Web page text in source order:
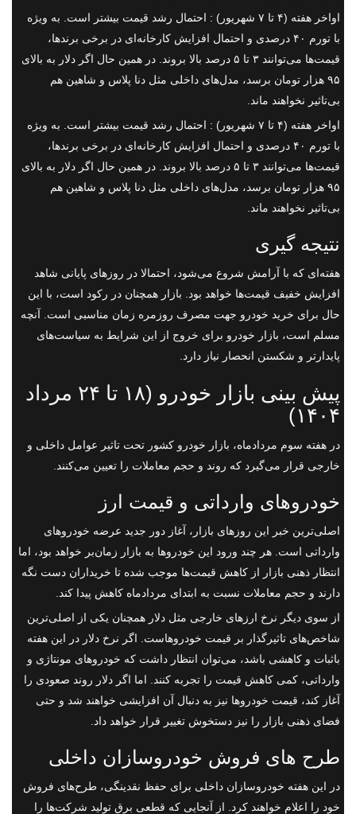
اواخر هفته (۴ تا ۷ شهریور) : احتمال رشد قیمت بیشتر است. به ویژه
با تورم ۴۰ درصدی و احتمال افزایش کارخانه‌ای در برخی برندها،
قیمت‌ها می‌توانند ۳ تا ۵ درصد بالا بروند. در همین حال اگر دلار به بالای
۹۵ هزار تومان برسد، مدل‌های داخلی مثل دنا پلاس و شاهین هم
بی‌تاثیر نخواهند ماند.
اواخر هفته (۴ تا ۷ شهریور) : احتمال رشد قیمت بیشتر است. به ویژه
با تورم ۴۰ درصدی و احتمال افزایش کارخانه‌ای در برخی برندها،
قیمت‌ها می‌توانند ۳ تا ۵ درصد بالا بروند. در همین حال اگر دلار به بالای
۹۵ هزار تومان برسد، مدل‌های داخلی مثل دنا پلاس و شاهین هم
بی‌تاثیر نخواهند ماند.
نتیجه گیری
هفته‌ای که با آرامش شروع می‌شود، احتمالا در روزهای پایانی شاهد
افزایش خفیف قیمت‌ها خواهد بود. بازار همچنان در رکود است، با این
حال برای خرید خودرو جهت مصرف روزمره زمان مناسبی است. آنچه
مسلم است، بازار خودرو برای خروج از این شرایط به سیاست‌های
پایدارتر و شکستن انحصار نیاز دارد.
پیش بینی بازار خودرو (۱۸ تا ۲۴ مرداد
۱۴۰۴)
در هفته سوم مردادماه، بازار خودرو کشور تحت تاثیر عوامل داخلی و
خارجی قرار می‌گیرد که روند و حجم معاملات را تعیین می‌کنند.
خودروهای وارداتی و قیمت ارز
اصلی‌ترین خبر این روزهای بازار، آغاز دور جدید عرضه خودروهای
وارداتی است. هر چند ورود این خودروها به بازار زمان‌بر خواهد بود، اما
انتظار ذهنی بازار از کاهش قیمت‌ها موجب شده تا خریداران دست نگه
دارند و حجم معاملات نسبت به ابتدای مردادماه کاهش پیدا کند.
از سوی دیگر نرخ ارزهای خارجی مثل دلار همچنان یکی از اصلی‌ترین
شاخص‌های تاثیرگذار بر قیمت خودروهاست. اگر نرخ دلار در این هفته
باثبات و کاهشی باشد، می‌توان انتظار داشت که خودروهای مونتاژی و
وارداتی، کمی کاهش قیمت را تجربه کنند. اما اگر دلار روند صعودی را
آغاز کند، قیمت خودروها نیز به دنبال آن افزایشی خواهند شد و حتی
فضای ذهنی بازار را نیز دستخوش تغییر قرار خواهد داد.
طرح های فروش خودروسازان داخلی
در این هفته خودروسازان داخلی برای حفظ نقدینگی، طرح‌های فروش
خود را اعلام خواهند کرد. از آنجایی که قطعی برق تولید شرکت‌ها را